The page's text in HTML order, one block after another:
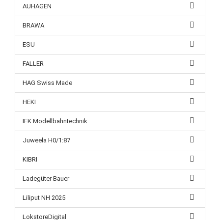
AUHAGEN
BRAWA
ESU
FALLER
HAG Swiss Made
HEKI
IEK Modellbahntechnik
Juweela H0/1:87
KIBRI
Ladegüter Bauer
Liliput NH 2025
LokstoreDigital